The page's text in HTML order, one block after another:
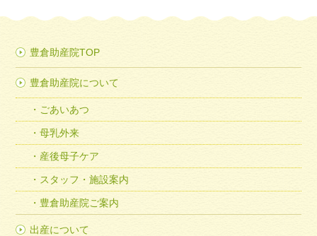
豊倉助産院TOP
豊倉助産院について
ごあいあつ
母乳外来
産後母子ケア
スタッフ・施設案内
豊倉助産院ご案内
出産について